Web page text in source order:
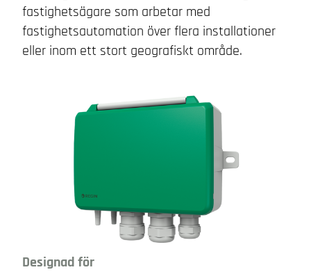
fastighetsägare som arbetar med
fastighetsautomation över flera installationer
eller inom ett stort geografiskt område.
Designad för